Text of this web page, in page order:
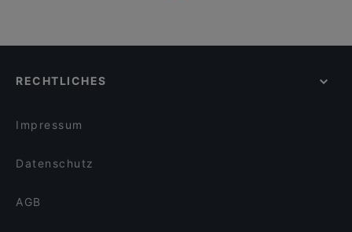
RECHTLICHES
Impressum
Datenschutz
AGB